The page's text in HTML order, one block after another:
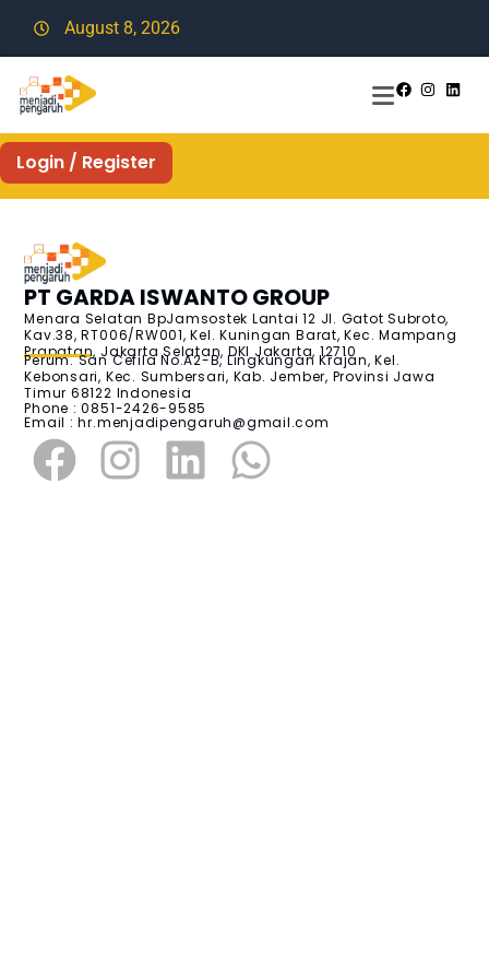
August 8, 2026
Login / Register
PT GARDA ISWANTO GROUP
Menara Selatan BpJamsostek Lantai 12 Jl. Gatot Subroto,
Kav.38, RT006/RW001, Kel. Kuningan Barat, Kec. Mampang
Prapatan, Jakarta Selatan, DKI Jakarta, 12710
Perum. San Cefila No.A2-B, Lingkungan Krajan, Kel.
Kebonsari, Kec. Sumbersari, Kab. Jember, Provinsi Jawa
Timur 68122 Indonesia
Phone : 0851-2426-9585
Email :hr.menjadipengaruh@gmail.com